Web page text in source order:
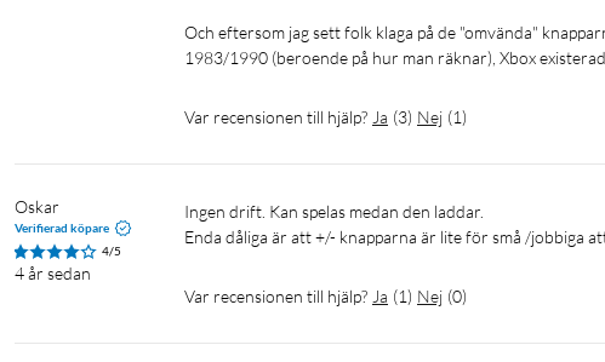
Och eftersom jag sett folk klaga på de "omvända"
1983/1990 (beroende på hur man räknar), Xbox
Var recensionen till hjälp? Ja (3) Nej (1)
Oskar
Verifierad köpare
4/5
4 år sedan
Ingen drift. Kan spelas medan den laddar.
Enda dåliga är att +/- knapparna är lite för små /jobbiga
Var recensionen till hjälp? Ja (1) Nej (0)